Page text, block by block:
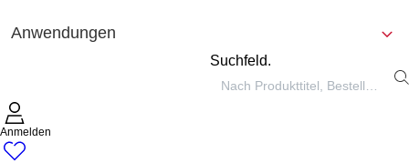
Anwendungen
Suchfeld.
Anmelden